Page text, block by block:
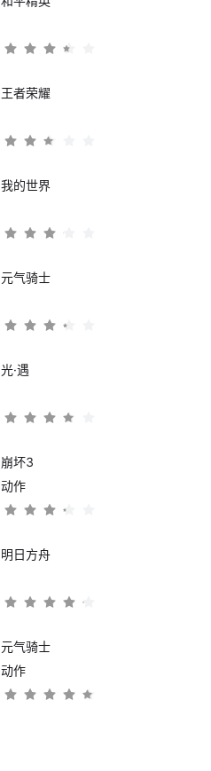
王者荣耀
我的世界
元气骑士
光·遇
崩坏3
动作
明日方舟
元气骑士
动作